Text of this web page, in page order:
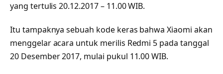
yang tertulis 20.12.2017 – 11.00 WIB.
Itu tampaknya sebuah kode keras bahwa Xiaomi akan
menggelar acara untuk merilis Redmi 5 pada tanggal
20 Desember 2017, mulai pukul 11.00 WIB.